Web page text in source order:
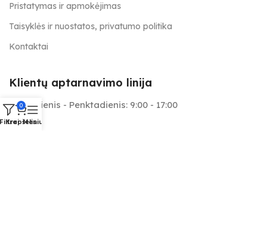
Pristatymas ir apmokėjimas
Taisyklės ir nuostatos, privatumo politika
Kontaktai
Klientų aptarnavimo linija
Pirmadienis - Penktadienis: 9:00 - 17:00
0
Krepšelis
Meniu